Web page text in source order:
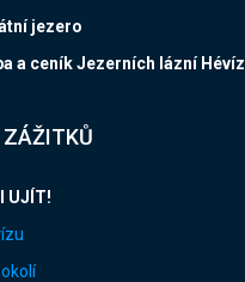
jezero
a ceník Jezerních lázní Hévíz
ZÁŽITKŮ
UJÍT!